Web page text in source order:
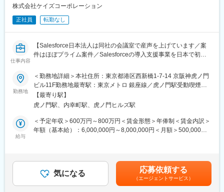
・ソリューション提案： 個別提案書の作成および、顧客の運用に
・業務高度化コンサルティング： プロダクト利用の有無に関わら
ず、経営管理の業務フロー整理やプロセス改善のアドバイザリー
・コンサル特化： クロージング等の営業活動はFSが担当するた
め、ソリューション構築と業務支援に専念できる環境です。
■挑戦いただきたいこと
・受注率の改善やエンタープライズ企業向けのより踏み込んだ提
案などDIGGLEというプロダクトをさらに世の中に広め、より多
くの企業をご支援していくために、事業全体としてまだまだやり
・特にDIGGLEのソリューションコンサルタントの勝ちパターン
を言語化・仕組化し、一緒に作っていただきたいです。
から実行までを担っていただきます。チームメンバーのバックグ
ラウンドは、大手企業の事業企画、管理会計業務構築、コンサル
ファーム出身者など、コンサルティングワーク経験者で構成され
株式会社ケイズコーポレーション
正社員 転勤なし
仕事内容
【Salesforce日本法人は同社の会議室で産声を上げています／案
件はほぼプライム案件／Salesforceの導入支援事業を日本で初め
中でトップ20社のみが選出されるコアパートナーとして日本の
Salesforce普及を牽引】
■仕事内容
『Salesforce』の顧客提案から導入まで一連の業務をご担当頂き
ます。顧客の業務改善をsalesforceを通して実現、ビジネスとプロ
ダクトを上流から設計/マネージする市場価値の高いポジションで
す。
SalesforceJapan社日本法人設立当初より、導入支援サービスを展
開。蓄積したノウハウの多さクオリティの高さから社員バイネー
ムで指名が来ることもしばしば。社員の約8割がSalesforceの資格
勤務地
＜勤務地詳細＞本社住所：東京都港区西新橋1-7-14 京阪神虎ノ門
ビル11F勤務地最寄駅：東京メトロ 銀座線／虎ノ門駅受動喫煙対
策：屋内全面禁煙変更の範囲：会社の定める事業所（リモートワ
ーク含む）
【最寄り駅】
虎ノ門駅、内幸町駅、虎ノ門ヒルズ駅
給与
＜予定年収＞600万円～800万円＜賃金形態＞年俸制＜賃金内訳＞
年額（基本給）：6,000,000円～8,000,000円＜月額＞500,000円
する可能性があります。月給(月額)は固定手当を含めた表記です。
気になる 応募依頼する
（エージェントサービス）